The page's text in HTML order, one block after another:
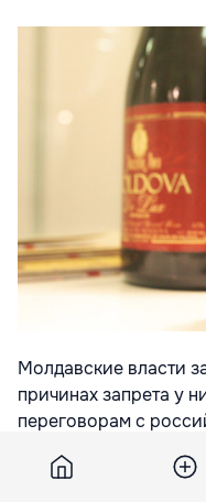
Молдавские власти
причинах запрета у
переговорам с
вслед за Россией